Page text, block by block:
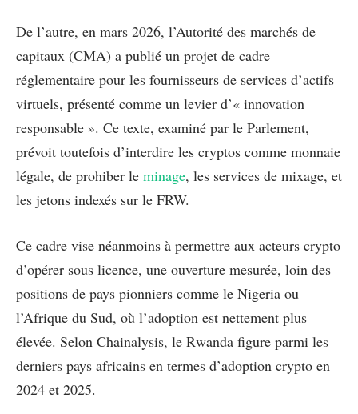
De l’autre, en mars 2026, l’Autorité des marchés de
capitaux (CMA) a publié un projet de cadre
réglementaire pour les fournisseurs de services d’actifs
virtuels, présenté comme un levier d’« innovation
responsable ». Ce texte, examiné par le Parlement,
prévoit toutefois d’interdire les cryptos comme monnaie
légale, de prohiber le minage, les services de mixage, et
les jetons indexés sur le FRW.
Ce cadre vise néanmoins à permettre aux acteurs crypto
d’opérer sous licence, une ouverture mesurée, loin des
positions de pays pionniers comme le Nigeria ou
l’Afrique du Sud, où l’adoption est nettement plus
élevée. Selon Chainalysis, le Rwanda figure parmi les
derniers pays africains en termes d’adoption crypto en
2024 et 2025.